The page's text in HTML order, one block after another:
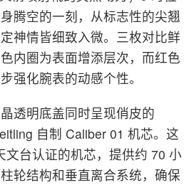
腾空的一刻，从标志性的尖翘
神情皆细致入微。三枚对比鲜
内圈为表面增添层次，而红色
强化腕表的动感个性。
透明底盖同时呈现俏皮的
自制 Caliber 01 机芯。这
文台认证的机芯，提供约 70 小
轮结构和垂直离合系统，确保